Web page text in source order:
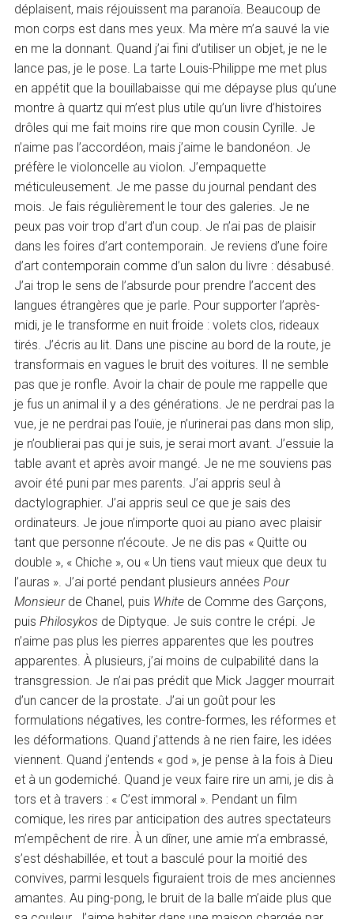
déplaisent, mais réjouissent ma paranoïa. Beaucoup de
mon corps est dans mes yeux. Ma mère m’a sauvé la vie
en me la donnant. Quand j’ai fini d’utiliser un objet, je ne le
lance pas, je le pose. La tarte Louis-Philippe me met plus
en appétit que la bouillabaisse qui me dépayse plus qu’une
montre à quartz qui m’est plus utile qu’un livre d’histoires
drôles qui me fait moins rire que mon cousin Cyrille. Je
n’aime pas l’accordéon, mais j’aime le bandonéon. Je
préfère le violoncelle au violon. J’empaquette
méticuleusement. Je me passe du journal pendant des
mois. Je fais régulièrement le tour des galeries. Je ne
peux pas voir trop d’art d’un coup. Je n’ai pas de plaisir
dans les foires d’art contemporain. Je reviens d’une foire
d’art contemporain comme d’un salon du livre : désabusé.
J’ai trop le sens de l’absurde pour prendre l’accent des
langues étrangères que je parle. Pour supporter l’après-
midi, je le transforme en nuit froide : volets clos, rideaux
tirés. J’écris au lit. Dans une piscine au bord de la route, je
transformais en vagues le bruit des voitures. Il ne semble
pas que je ronfle. Avoir la chair de poule me rappelle que
je fus un animal il y a des générations. Je ne perdrai pas la
vue, je ne perdrai pas l’ouïe, je n’urinerai pas dans mon slip,
je n’oublierai pas qui je suis, je serai mort avant. J’essuie la
table avant et après avoir mangé. Je ne me souviens pas
avoir été puni par mes parents. J’ai appris seul à
dactylographier. J’ai appris seul ce que je sais des
ordinateurs. Je joue n’importe quoi au piano avec plaisir
tant que personne n’écoute. Je ne dis pas « Quitte ou
double », « Chiche », ou « Un tiens vaut mieux que deux tu
l’auras ». J’ai porté pendant plusieurs annéesPour
Monsieurde Chanel, puis White de Comme des Garçons,
puisPhilosykos de Diptyque. Je suis contre le crépi. Je
n’aime pas plus les pierres apparentes que les poutres
apparentes. À plusieurs, j’ai moins de culpabilité dans la
transgression. Je n’ai pas prédit que Mick Jagger mourrait
d’un cancer de la prostate. J’ai un goût pour les
formulations négatives, les contre-formes, les réformes et
les déformations. Quand j’attends à ne rien faire, les idées
viennent. Quand j’entends « god », je pense à la fois à Dieu
et à un godemiché. Quand je veux faire rire un ami, je dis à
tors et à travers : « C’est immoral ». Pendant un film
comique, les rires par anticipation des autres spectateurs
m’empêchent de rire. À un dîner, une amie m’a embrassé,
s’est déshabillée, et tout a basculé pour la moitié des
convives, parmi lesquels figuraient trois de mes anciennes
amantes. Au ping-pong, le bruit de la balle m’aide plus que